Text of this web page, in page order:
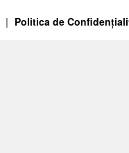
Politica de